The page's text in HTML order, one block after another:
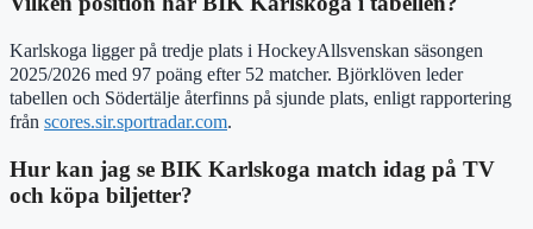
Karlskoga ligger på tredje plats i HockeyAllsvenskan säsongen
2025/2026 med 97 poäng efter 52 matcher. Björklöven leder
tabellen och Södertälje återfinns på sjunde plats, enligt rapportering
från scores.sir.sportradar.com.
Hur kan jag se BIK Karlskoga match idag på TV
och köpa biljetter?